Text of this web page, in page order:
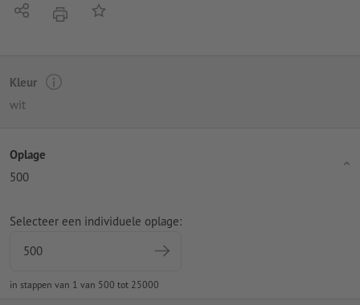
Delen afdrukkenOp de lijst
Kleur
wit
Oplage
500
Selecteer een individuele oplage:
in stappen van 1 van 500 tot 25000